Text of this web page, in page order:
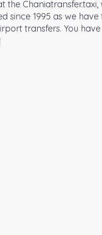
the
since 1995 as we
transfers. You